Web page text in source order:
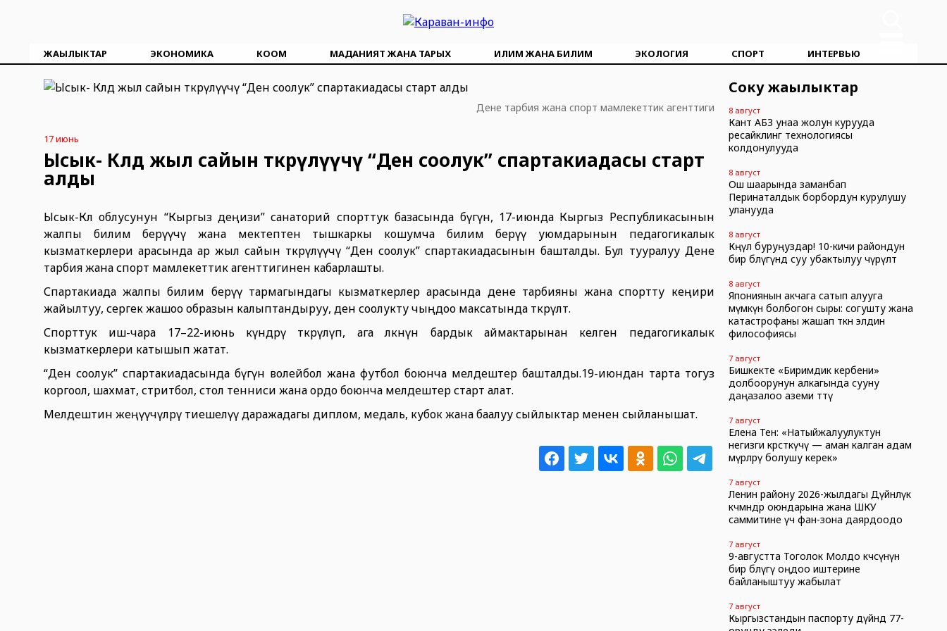
ЖАҢЫЛЫКТАР ЭКОНОМИКА КООМ МАДАНИЯТ ЖАНА ТАРЫХ ИЛИМ ЖАНА БИЛИМ ЭКОЛОГИЯ СПОРТ ИНТЕРВЬЮ
Дене тарбия жана спорт мамлекеттик агенттиги
17 июнь
Ысык- Көлдө жыл сайын өткөрүлүүчү “Ден соолук” спартакиадасы старт
алды
Ысык-Көл облусунун “Кыргыз деңизи” санаторий спорттук базасында бүгүн, 17-июнда Кыргыз Республикасынын
жалпы билим берүүчү жана мектептен тышкаркы кошумча билим берүү уюмдарынын педагогикалык
кызматкерлери арасында ар жыл сайын өткөрүлүүчү “Ден соолук” спартакиадасынын башталды. Бул тууралуу Дене
тарбия жана спорт мамлекеттик агенттигинен кабарлашты.
Спартакиада жалпы билим берүү тармагындагы кызматкерлер арасында дене тарбияны жана спортту кеңири
жайылтуу, сергек жашоо образын калыптандыруу, ден соолукту чыңдоо максатында өткөрүлөт.
Спорттук иш-чара 17–22-июнь күндөрү өткөрүлүп, ага өлкөнүн бардык аймактарынан келген педагогикалык
кызматкерлери катышып жатат.
“Ден соолук” спартакиадасында бүгүн волейбол жана футбол боюнча мелдештер башталды.19-июндан тарта тогуз
коргоол, шахмат, стритбол, стол тенниси жана ордо боюнча мелдештер старт алат.
Мелдештин жеңүүчүлөрү тиешелүү даражадагы диплом, медаль, кубок жана баалуу сыйлыктар менен сыйланышат.
Соңку жаңылыктар
8 август
Кант АБЗ унаа жолун курууда
ресайклинг технологиясы
колдонулууда
8 август
Ош шаарында заманбап
Перинаталдык борбордун курулушу
уланууда
8 август
Көңүл буруңуздар! 10-кичи райондун
бир бөлүгүндө суу убактылуу өчүрүлөт
8 август
Япониянын акчага сатып алууга
мүмкүн болбогон сыры: согушту жана
катастрофаны жашап өткөн элдин
философиясы
7 август
Бишкекте «Биримдик кербени»
долбоорунун алкагында сууну
даңазалоо аземи өттү
7 август
Елена Тен: «Натыйжалуулуктун
негизги көрсөткүчү — аман калган адам
өмүрлөрү болушу керек»
7 август
Ленин району 2026-жылдагы Дүйнөлүк
көчмөндөр оюндарына жана ШКУ
саммитине үч фан-зона даярдоодо
7 август
9-августта Тоголок Молдо көчөсүнүн
бир бөлүгү оңдоо иштерине
байланыштуу жабылат
7 август
Кыргызстандын паспорту дүйнөдө 77-